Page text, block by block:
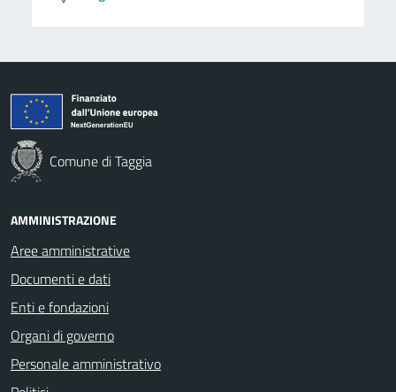
Comune di Taggia
AMMINISTRAZIONE
Aree amministrative
Documenti e dati
Enti e fondazioni
Organi di governo
Personale amministrativo